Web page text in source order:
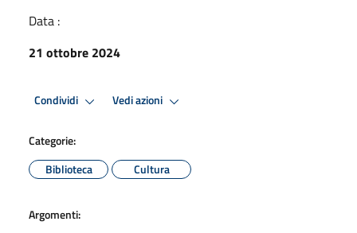
Data :
21 ottobre 2024
Condividi Vedi azioni
Categorie:
Biblioteca
Cultura
Argomenti: